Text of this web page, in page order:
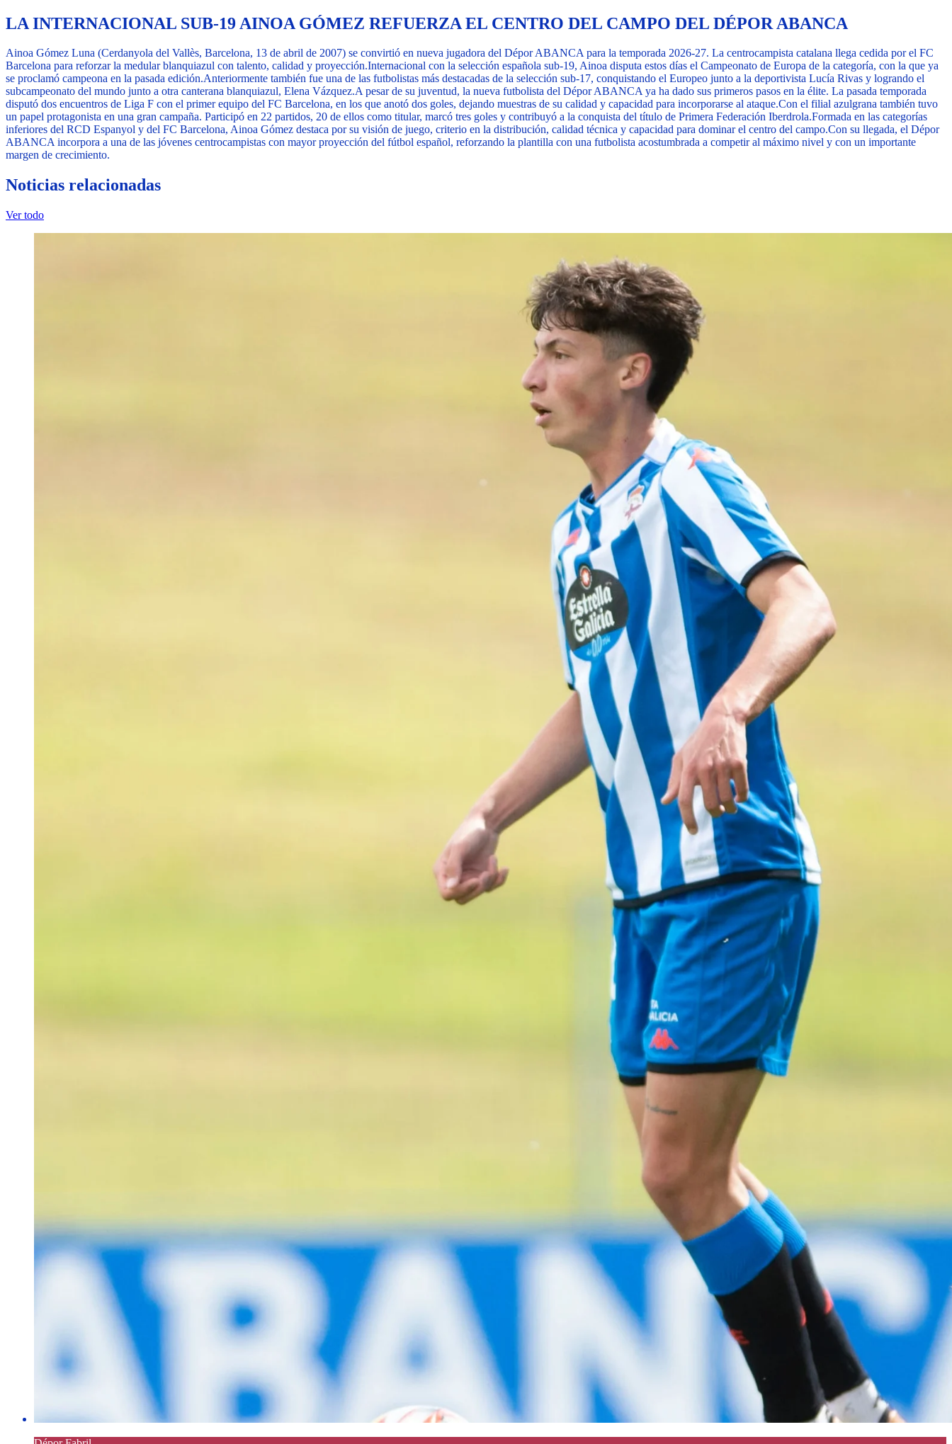
LA INTERNACIONAL SUB-19 AINOA GÓMEZ REFUERZA EL CENTRO DEL CAMPO DEL DÉPOR ABANCA
Ainoa Gómez Luna (Cerdanyola del Vallès, Barcelona, 13 de abril de 2007) se convirtió en nueva jugadora del Dépor ABANCA para la temporada 2026-27. La centrocampista catalana llega cedida por el FC
Barcelona para reforzar la medular blanquiazul con talento, calidad y proyección.Internacional con la selección española sub-19, Ainoa disputa estos días el Campeonato de Europa de la categoría, con la que ya
se proclamó campeona en la pasada edición.Anteriormente también fue una de las futbolistas más destacadas de la selección sub-17, conquistando el Europeo junto a la deportivista Lucía Rivas y logrando el
subcampeonato del mundo junto a otra canterana blanquiazul, Elena Vázquez.A pesar de su juventud, la nueva futbolista del Dépor ABANCA ya ha dado sus primeros pasos en la élite. La pasada temporada
disputó dos encuentros de Liga F con el primer equipo del FC Barcelona, en los que anotó dos goles, dejando muestras de su calidad y capacidad para incorporarse al ataque.Con el filial azulgrana también tuvo
un papel protagonista en una gran campaña. Participó en 22 partidos, 20 de ellos como titular, marcó tres goles y contribuyó a la conquista del título de Primera Federación Iberdrola.Formada en las categorías
inferiores del RCD Espanyol y del FC Barcelona, Ainoa Gómez destaca por su visión de juego, criterio en la distribución, calidad técnica y capacidad para dominar el centro del campo.Con su llegada, el Dépor
ABANCA incorpora a una de las jóvenes centrocampistas con mayor proyección del fútbol español, reforzando la plantilla con una futbolista acostumbrada a competir al máximo nivel y con un importante
margen de crecimiento.
Noticias relacionadas
Ver todo